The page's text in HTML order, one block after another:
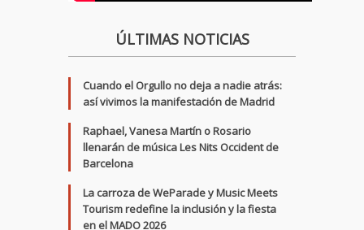
ÚLTIMAS NOTICIAS
Cuando el Orgullo no deja a nadie atrás:
así vivimos la manifestación de Madrid
Raphael, Vanesa Martín o Rosario
llenarán de música Les Nits Occident de
Barcelona
La carroza de WeParade y Music Meets
Tourism redefine la inclusión y la fiesta
en el MADO 2026